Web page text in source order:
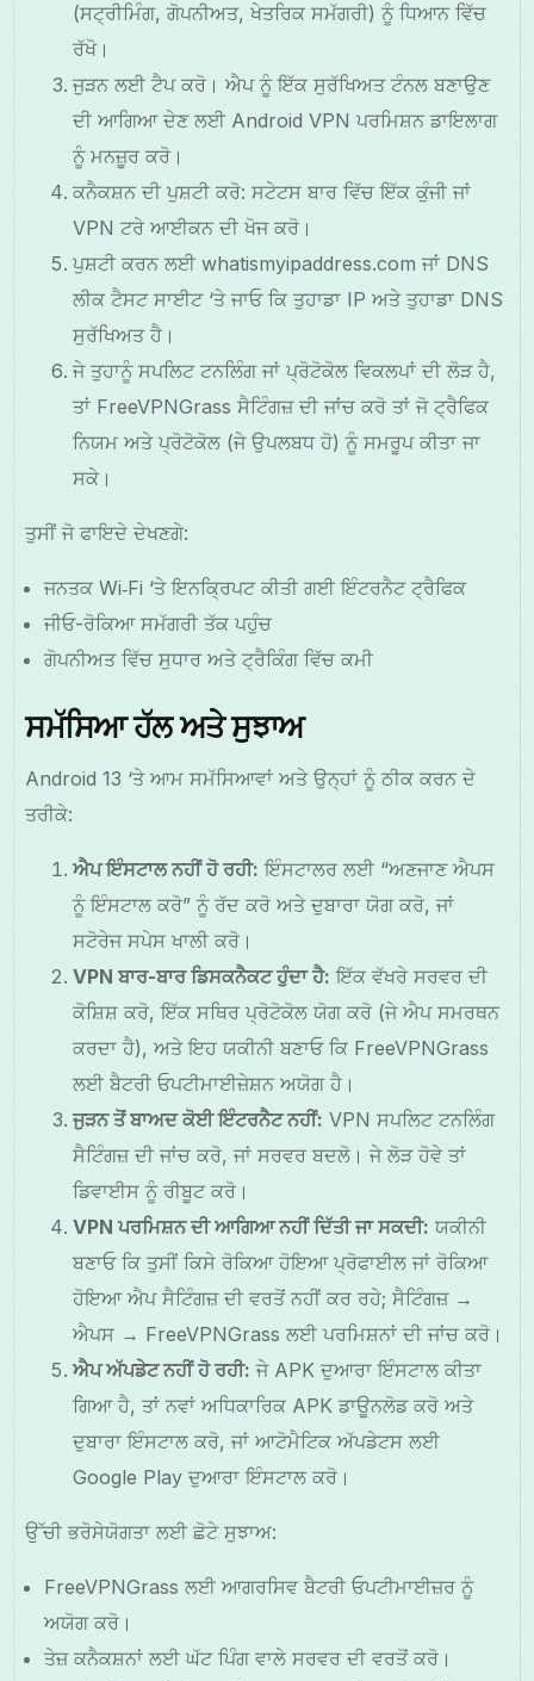
(ਸਟ੍ਰੀਮਿੰਗ, ਗੋਪਨੀਅਤ, ਖੇਤਰਿਕ ਸਮੱਗਰੀ) ਨੂੰ ਧਿਆਨ ਵਿੱਚ
ਰੱਖੋ।
ਜੁੜਨ ਲਈ ਟੈਪ ਕਰੋ। ਐਪ ਨੂੰ ਇੱਕ ਸੁਰੱਖਿਅਤ ਟੰਨਲ ਬਣਾਉਣ
ਦੀ ਆਗਿਆ ਦੇਣ ਲਈ Android VPN ਪਰਮਿਸ਼ਨ ਡਾਇਲਾਗ
ਨੂੰ ਮਨਜ਼ੂਰ ਕਰੋ।
ਕਨੈਕਸ਼ਨ ਦੀ ਪੁਸ਼ਟੀ ਕਰੋ: ਸਟੇਟਸ ਬਾਰ ਵਿੱਚ ਇੱਕ ਕੁੰਜੀ ਜਾਂ
VPN ਟਰੇ ਆਈਕਨ ਦੀ ਖੋਜ ਕਰੋ।
ਪੁਸ਼ਟੀ ਕਰਨ ਲਈ whatismyipaddress.com ਜਾਂ DNS
ਲੀਕ ਟੈਸਟ ਸਾਈਟ ‘ਤੇ ਜਾਓ ਕਿ ਤੁਹਾਡਾ IP ਅਤੇ ਤੁਹਾਡਾ DNS
ਸੁਰੱਖਿਅਤ ਹੈ।
ਜੇ ਤੁਹਾਨੂੰ ਸਪਲਿਟ ਟਨਲਿੰਗ ਜਾਂ ਪ੍ਰੋਟੋਕੋਲ ਵਿਕਲਪਾਂ ਦੀ ਲੋੜ ਹੈ,
ਤਾਂ FreeVPNGrass ਸੈਟਿੰਗਜ਼ ਦੀ ਜਾਂਚ ਕਰੋ ਤਾਂ ਜੋ ਟ੍ਰੈਫਿਕ
ਨਿਯਮ ਅਤੇ ਪ੍ਰੋਟੋਕੋਲ (ਜੇ ਉਪਲਬਧ ਹੋ) ਨੂੰ ਸਮਰੂਪ ਕੀਤਾ ਜਾ
ਸਕੇ।
ਤੁਸੀਂ ਜੋ ਫਾਇਦੇ ਦੇਖਣਗੇ:
ਜਨਤਕ Wi‑Fi ‘ਤੇ ਇਨਕ੍ਰਿਪਟ ਕੀਤੀ ਗਈ ਇੰਟਰਨੈਟ ਟ੍ਰੈਫਿਕ
ਜੀਓ-ਰੋਕਿਆ ਸਮੱਗਰੀ ਤੱਕ ਪਹੁੰਚ
ਗੋਪਨੀਅਤ ਵਿੱਚ ਸੁਧਾਰ ਅਤੇ ਟ੍ਰੈਕਿੰਗ ਵਿੱਚ ਕਮੀ
ਸਮੱਸਿਆ ਹੱਲ ਅਤੇ ਸੁਝਾਅ
Android 13 ‘ਤੇ ਆਮ ਸਮੱਸਿਆਵਾਂ ਅਤੇ ਉਨ੍ਹਾਂ ਨੂੰ ਠੀਕ ਕਰਨ ਦੇ
ਤਰੀਕੇ:
ਐਪ ਇੰਸਟਾਲ ਨਹੀਂ ਹੋ ਰਹੀ: ਇੰਸਟਾਲਰ ਲਈ “ਅਣਜਾਣ ਐਪਸ
ਨੂੰ ਇੰਸਟਾਲ ਕਰੋ” ਨੂੰ ਰੱਦ ਕਰੋ ਅਤੇ ਦੁਬਾਰਾ ਯੋਗ ਕਰੋ, ਜਾਂ
ਸਟੋਰੇਜ ਸਪੇਸ ਖਾਲੀ ਕਰੋ।
VPN ਬਾਰ-ਬਾਰ ਡਿਸਕਨੈਕਟ ਹੁੰਦਾ ਹੈ: ਇੱਕ ਵੱਖਰੇ ਸਰਵਰ ਦੀ
ਕੋਸ਼ਿਸ਼ ਕਰੋ, ਇੱਕ ਸਥਿਰ ਪ੍ਰੋਟੋਕੋਲ ਯੋਗ ਕਰੋ (ਜੇ ਐਪ ਸਮਰਥਨ
ਕਰਦਾ ਹੈ), ਅਤੇ ਇਹ ਯਕੀਨੀ ਬਣਾਓ ਕਿ FreeVPNGrass
ਲਈ ਬੈਟਰੀ ਓਪਟੀਮਾਈਜ਼ੇਸ਼ਨ ਅਯੋਗ ਹੈ।
ਜੁੜਨ ਤੋਂ ਬਾਅਦ ਕੋਈ ਇੰਟਰਨੈਟ ਨਹੀਂ: VPN ਸਪਲਿਟ ਟਨਲਿੰਗ
ਸੈਟਿੰਗਜ਼ ਦੀ ਜਾਂਚ ਕਰੋ, ਜਾਂ ਸਰਵਰ ਬਦਲੋ। ਜੇ ਲੋੜ ਹੋਵੇ ਤਾਂ
ਡਿਵਾਈਸ ਨੂੰ ਰੀਬੂਟ ਕਰੋ।
VPN ਪਰਮਿਸ਼ਨ ਦੀ ਆਗਿਆ ਨਹੀਂ ਦਿੱਤੀ ਜਾ ਸਕਦੀ: ਯਕੀਨੀ
ਬਣਾਓ ਕਿ ਤੁਸੀਂ ਕਿਸੇ ਰੋਕਿਆ ਹੋਇਆ ਪ੍ਰੋਫਾਈਲ ਜਾਂ ਰੋਕਿਆ
ਹੋਇਆ ਐਪ ਸੈਟਿੰਗਜ਼ ਦੀ ਵਰਤੋਂ ਨਹੀਂ ਕਰ ਰਹੇ; ਸੈਟਿੰਗਜ਼ →
ਐਪਸ → FreeVPNGrass ਲਈ ਪਰਮਿਸ਼ਨਾਂ ਦੀ ਜਾਂਚ ਕਰੋ।
ਐਪ ਅੱਪਡੇਟ ਨਹੀਂ ਹੋ ਰਹੀ: ਜੇ APK ਦੁਆਰਾ ਇੰਸਟਾਲ ਕੀਤਾ
ਗਿਆ ਹੈ, ਤਾਂ ਨਵਾਂ ਅਧਿਕਾਰਿਕ APK ਡਾਊਨਲੋਡ ਕਰੋ ਅਤੇ
ਦੁਬਾਰਾ ਇੰਸਟਾਲ ਕਰੋ, ਜਾਂ ਆਟੋਮੈਟਿਕ ਅੱਪਡੇਟਸ ਲਈ
Google Play ਦੁਆਰਾ ਇੰਸਟਾਲ ਕਰੋ।
ਉੱਚੀ ਭਰੋਸੇਯੋਗਤਾ ਲਈ ਛੋਟੇ ਸੁਝਾਅ:
FreeVPNGrass ਲਈ ਆਗਰਸਿਵ ਬੈਟਰੀ ਓਪਟੀਮਾਈਜ਼ਰ ਨੂੰ
ਅਯੋਗ ਕਰੋ।
ਤੇਜ਼ ਕਨੈਕਸ਼ਨਾਂ ਲਈ ਘੱਟ ਪਿੰਗ ਵਾਲੇ ਸਰਵਰ ਦੀ ਵਰਤੋਂ ਕਰੋ।